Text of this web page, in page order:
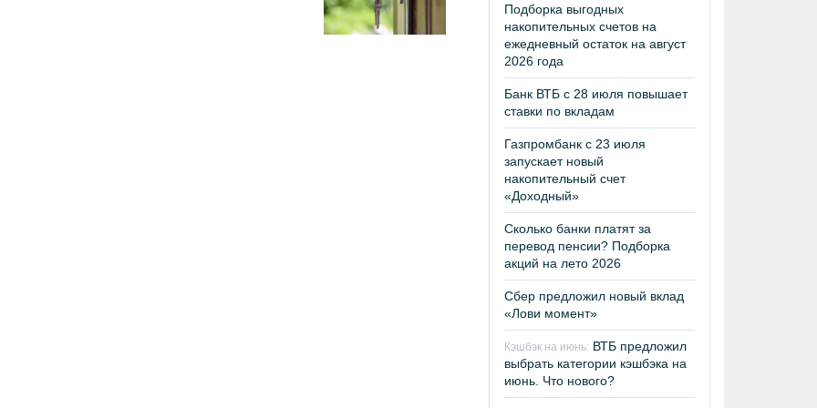
Подборка выгодных
накопительных счетов на
ежедневный остаток на август
2026 года
Банк ВТБ с 28 июля повышает
ставки по вкладам
Газпромбанк с 23 июля
запускает новый
накопительный счет
«Доходный»
Сколько банки платят за
перевод пенсии? Подборка
акций на лето 2026
Сбер предложил новый вклад
«Лови момент»
Кэшбэк на июнь: ВТБ предложил
выбрать категории кэшбэка на
июнь. Что нового?